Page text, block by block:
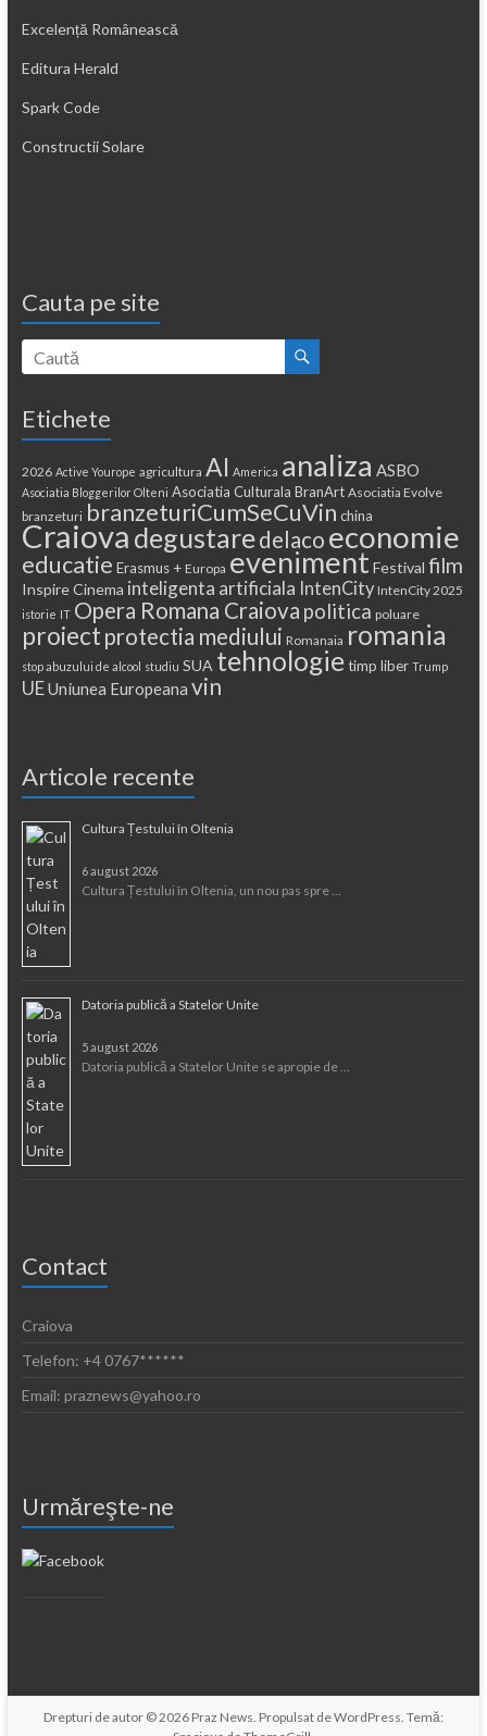
Excelență Românească
Editura Herald
Spark Code
Constructii Solare
Cauta pe site
Etichete
2026 Active Yourope agricultura AI America analiza ASBO
Asociatia Bloggerilor Olteni Asociatia Culturala BranArt Asociatia Evolve
branzeturi branzeturiCumSeCuVin china
Craiova degustaredelaco economie
educatie Erasmus + Europa eveniment Festival film
Inspire Cinema inteligenta artificiala IntenCity IntenCity 2025
istorie IT Opera Romana Craiova politica poluare
proiect protectia mediului Romanaia romania
stop abuzului de alcool studiu SUA tehnologie timp liber Trump
UEUniunea Europeana vin
Articole recente
Cultura Țestului în Oltenia
6 august 2026
Cultura Țestului în Oltenia, un nou pas spre …
Datoria publică a Statelor Unite
5 august 2026
Datoria publică a Statelor Unite se apropie de …
Contact
Craiova
Telefon: +4 0767******
Email: praznews@yahoo.ro
Urmăreşte-ne
Drepturi de autor © 2026 Praz News. Propulsat deWordPress. Temă: